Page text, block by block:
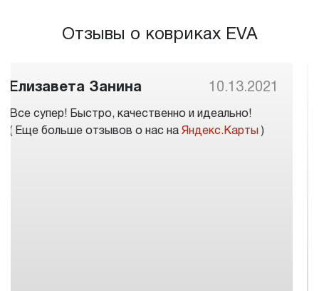
Отзывы о ковриках EVA
Антон Бакутин 10.08.2021
Отличное автоателье, заказал коврики на
достаточно редкий автомобиль(Chevrolet